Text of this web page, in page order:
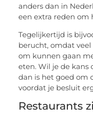
anders dan in
een extra reden om
Tegelijkertijd is
berucht, omdat
om kunnen gaan
eten. Wil je de
dan is het goed om
voordat je besluit
Restaurants